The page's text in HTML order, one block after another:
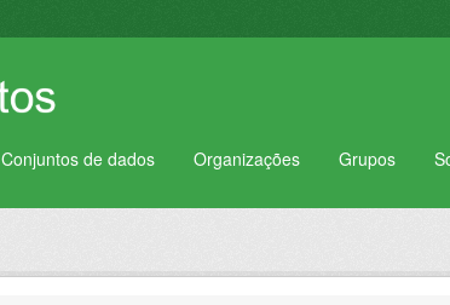
Conjuntos de dados Organizações Grupos